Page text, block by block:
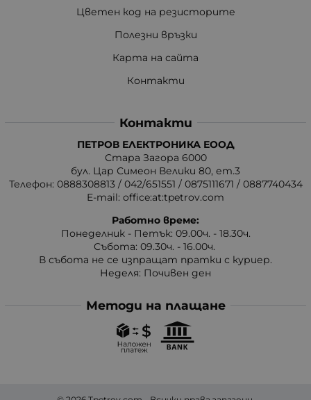
Цветен код на резисторите
Полезни връзки
Карта на сайта
Контакти
Контакти
ПЕТРОВ ЕЛЕКТРОНИКА ЕООД
Стара Загора 6000
бул. Цар Симеон Велики 80, ет.3
Телефон: 0888308813 / 042/651551 / 0875111671 / 0887740434
E-mail: office:at:tpetrov.com
Работно време:
Понеделник - Петък: 09.00ч. - 18.30ч.
Събота: 09.30ч. - 16.00ч.
В събота не се изпращат пратки с куриер.
Неделя: Почивен ден
Методи на плащане